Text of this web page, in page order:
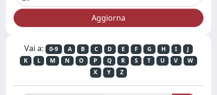
Vai a: 0-9 A B C D E F G H I
J
K
L M N O P Q R S T U V
W
X
Y Z